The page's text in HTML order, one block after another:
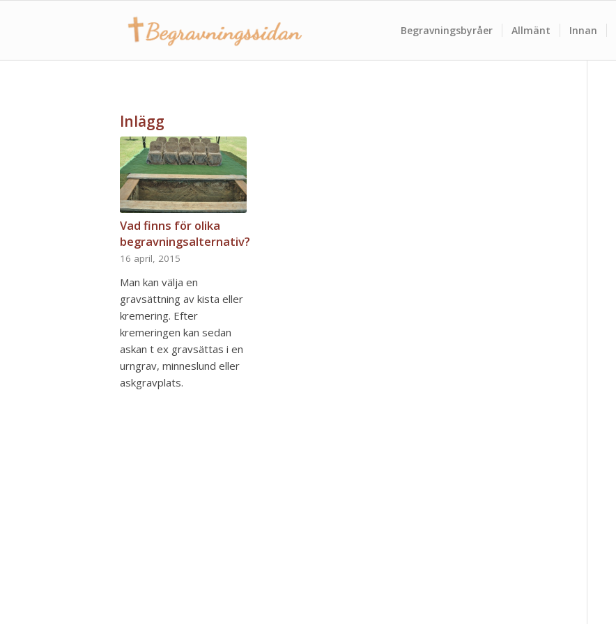
Begravningsbyråer Allmänt Innan
Inlägg
Vad finns för olika
begravningsalternativ?
16 april, 2015
Man kan välja en
gravsättning av kista eller
kremering. Efter
kremeringen kan sedan
askan t ex gravsättas i en
urngrav, minneslund eller
askgravplats.